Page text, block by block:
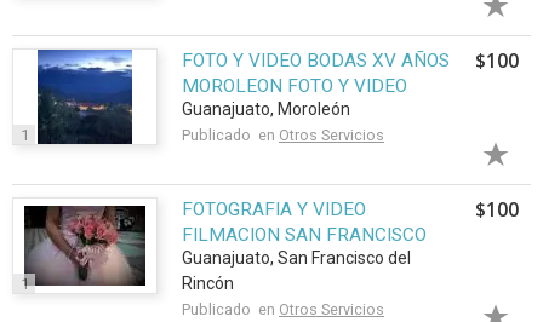
1
FOTO Y VIDEO BODAS XV AÑOS
MOROLEON FOTO Y VIDEO
Guanajuato, Moroleón
Publicado en Otros Servicios
$100
1
FOTOGRAFIA Y VIDEO
FILMACION SAN FRANCISCO
DEL RINCON
Guanajuato, San Francisco del
Rincón
Publicado en Otros Servicios
$100